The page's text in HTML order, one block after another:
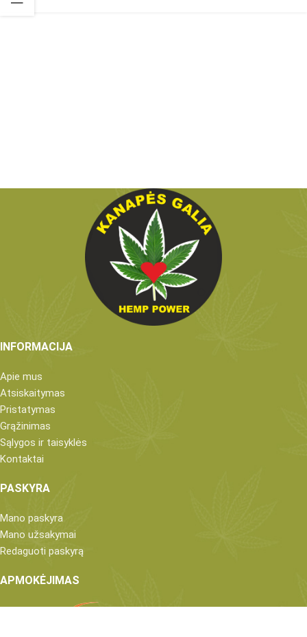
INFORMACIJA
Apie mus
Atsiskaitymas
Pristatymas
Grąžinimas
Sąlygos ir taisyklės
Kontaktai
PASKYRA
Mano paskyra
Mano užsakymai
Redaguoti paskyrą
APMOKĖJIMAS